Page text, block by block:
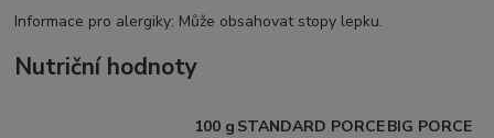
Informace pro alergiky: Může obsahovat stopy lepku.
Nutriční hodnoty
100 g STANDARD PORCEBIG PORCE